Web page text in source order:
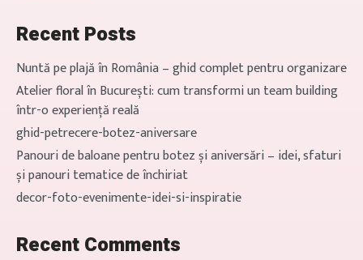
Recent Posts
Nuntă pe plajă în România – ghid complet pentru organizare
Atelier floral în București: cum transformi un team building
într-o experiență reală
ghid-petrecere-botez-aniversare
Panouri de baloane pentru botez și aniversări – idei, sfaturi
și panouri tematice de închiriat
decor-foto-evenimente-idei-si-inspiratie
Recent Comments